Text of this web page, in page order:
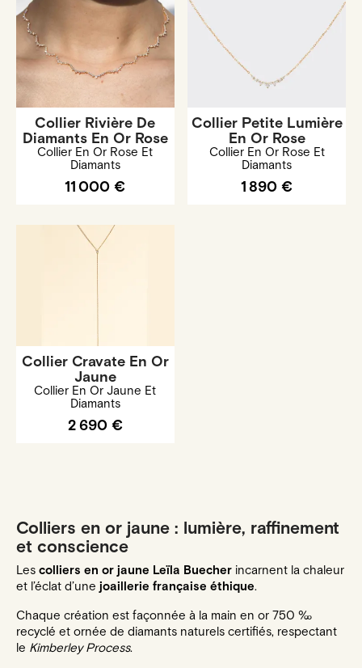
Collier Rivière De
Diamants En Or Rose
Collier En Or Rose Et
Diamants
11 000 €
Collier Petite Lumière
En Or Rose
Collier En Or Rose Et
Diamants
1 890 €
Collier Cravate En Or
Jaune
Collier En Or Jaune Et
Diamants
2 690 €
Colliers en or jaune : lumière, raffinement
et conscience
Les colliers en or jaune Leïla Buecher incarnent la chaleur
et l’éclat d’une joaillerie française éthique.
Chaque création est façonnée à la main en or 750 ‰
recyclé et ornée de diamants naturels certifiés, respectant
le Kimberley Process.